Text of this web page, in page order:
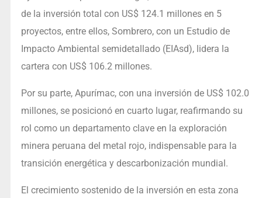
de la inversión total con US$ 124.1 millones en 5
proyectos, entre ellos, Sombrero, con un Estudio de
Impacto Ambiental semidetallado (EIAsd), lidera la
cartera con US$ 106.2 millones.
Por su parte, Apurímac, con una inversión de US$ 102.0
millones, se posicionó en cuarto lugar, reafirmando su
rol como un departamento clave en la exploración
minera peruana del metal rojo, indispensable para la
transición energética y descarbonización mundial.
El crecimiento sostenido de la inversión en esta zona